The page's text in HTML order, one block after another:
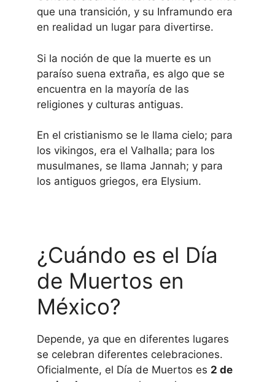
que una transición, y su Inframundo era
en realidad un lugar para divertirse.
Si la noción de que la muerte es un
paraíso suena extraña, es algo que se
encuentra en la mayoría de las
religiones y culturas antiguas.
En el cristianismo se le llama cielo; para
los vikingos, era el Valhalla; para los
musulmanes, se llama Jannah; y para
los antiguos griegos, era Elysium.
¿Cuándo es el Día
de Muertos en
México?
Depende, ya que en diferentes lugares
se celebran diferentes celebraciones.
Oficialmente, el Día de Muertos es 2 de